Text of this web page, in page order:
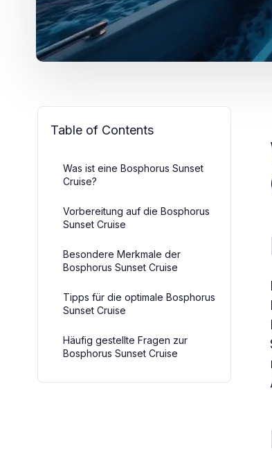
Table of Contents
Was ist eine Bosphorus Sunset
Cruise?
Vorbereitung auf die Bosphorus
Sunset Cruise
Besondere Merkmale der
Bosphorus Sunset Cruise
Tipps für die optimale Bosphorus
Sunset Cruise
Häufig gestellte Fragen zur
Bosphorus Sunset Cruise